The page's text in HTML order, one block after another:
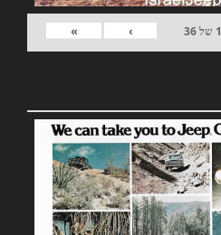
1 של36
›
»